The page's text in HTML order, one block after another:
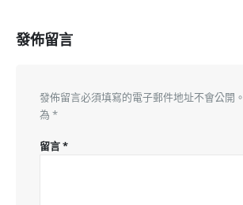
發佈留言
發佈留言必須填寫的電子郵件地址不會公開。
為 *
留言*